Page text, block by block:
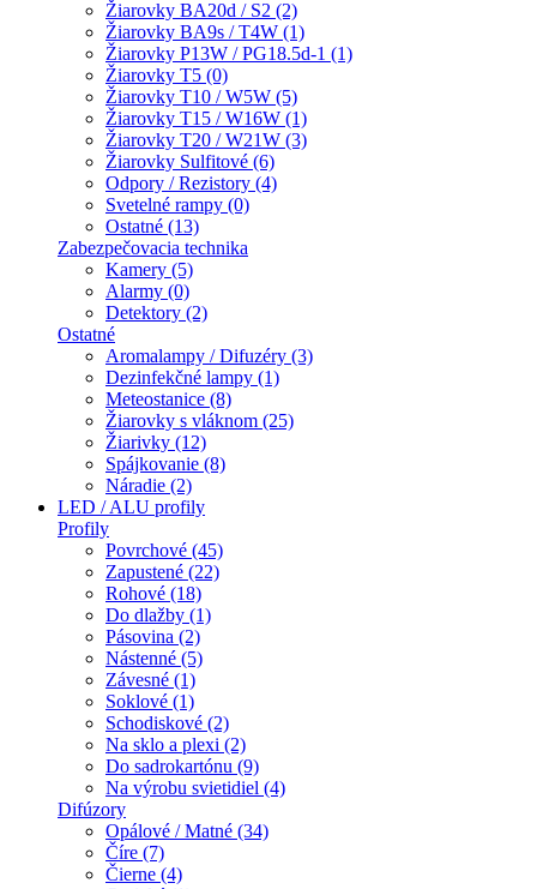
Žiarovky BA20d / S2 (2)
Žiarovky BA9s / T4W (1)
Žiarovky P13W / PG18.5d-1 (1)
Žiarovky T5 (0)
Žiarovky T10 / W5W (5)
Žiarovky T15 / W16W (1)
Žiarovky T20 / W21W (3)
Žiarovky Sulfitové (6)
Odpory / Rezistory (4)
Svetelné rampy (0)
Ostatné (13)
Zabezpečovacia technika
Kamery (5)
Alarmy (0)
Detektory (2)
Ostatné
Aromalampy / Difuzéry (3)
Dezinfekčné lampy (1)
Meteostanice (8)
Žiarovky s vláknom (25)
Žiarivky (12)
Spájkovanie (8)
Náradie (2)
LED / ALU profily
Profily
Povrchové (45)
Zapustené (22)
Rohové (18)
Do dlažby (1)
Pásovina (2)
Nástenné (5)
Závesné (1)
Soklové (1)
Schodiskové (2)
Na sklo a plexi (2)
Do sadrokartónu (9)
Na výrobu svietidiel (4)
Difúzory
Opálové / Matné (34)
Číre (7)
Čierne (4)